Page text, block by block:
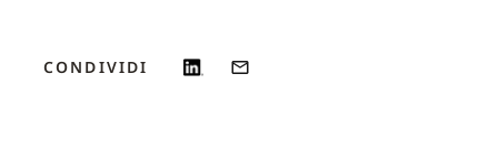
CONDIVIDI